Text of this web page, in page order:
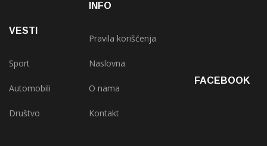
VESTI
Sport
Automobili
Društvo
INFO
Pravila korišćenja
Naslovna
O nama
Kontakt
FACEBOOK